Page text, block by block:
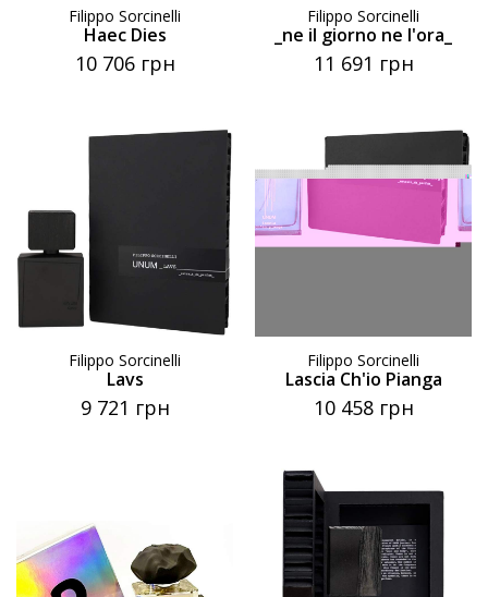
Filippo Sorcinelli
Haec Dies
10 706 грн
Filippo Sorcinelli
_ne il giorno ne l'ora_
11 691 грн
Filippo Sorcinelli
Lavs
9 721 грн
Filippo Sorcinelli
Lascia Ch'io Pianga
10 458 грн